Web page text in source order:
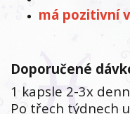
má pozitivní
Doporučené
1 kapsle 2-3x
Po třech týdnech